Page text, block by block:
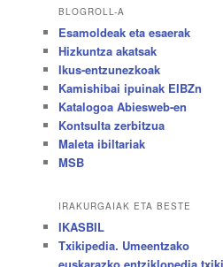
BLOGROLL-A
Esamoldeak eta esaerak
Hizkuntza akatsak
Ikus-entzunezkoak
Kamishibai ipuinak EIBZn
Katalogoa Abiesweb-en
Kontsulta zerbitzua
Maleta ibiltariak
MSB
IRAKURGAIAK ETA BESTE
IKASBIL
Txikipedia. Umeentzako